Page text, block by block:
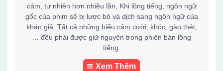
cảm, tự nhiên hơn nhiều lần, Khi lồng tiếng, ngôn ngữ
gốc của phim sẽ bị lược bỏ và dịch sang ngôn ngữ của
khán giả. Tất cả những biểu cảm cười, khóc, gào thét,
… đều phải được giữ nguyên trong phiên bản lồng
tiếng.
Xem Thêm